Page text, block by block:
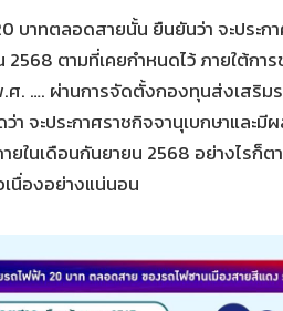
บาทตลอดสายนั้น ยืนยันว่า จะประก
2568 ตามที่เคยกำหนดไว้ ภายใต้ก
ศ. …. ผ่านการจัดตั้งกองทุนส่งเสริม
า จะประกาศราชกิจจานุเบกษาและ
ในเดือนกันยายน 2568 อย่างไรก็ต
นื่องอย่างแน่นอน